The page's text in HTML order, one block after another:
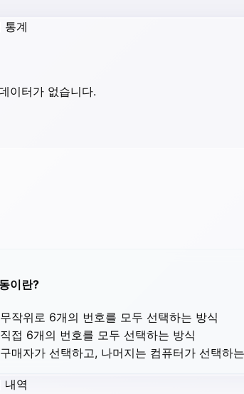
통계
이터가 없습니다.
이란?
작위로 6개의 번호를 모두 선택하는 방식
접 6개의 번호를 모두 선택하는 방식
매자가 선택하고, 나머지는 컴퓨터가 선택하
내역